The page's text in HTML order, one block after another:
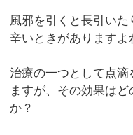
風邪を引くと長引い
辛いときがありますよ
治療の一つとして点
ますが、その効果は
か？